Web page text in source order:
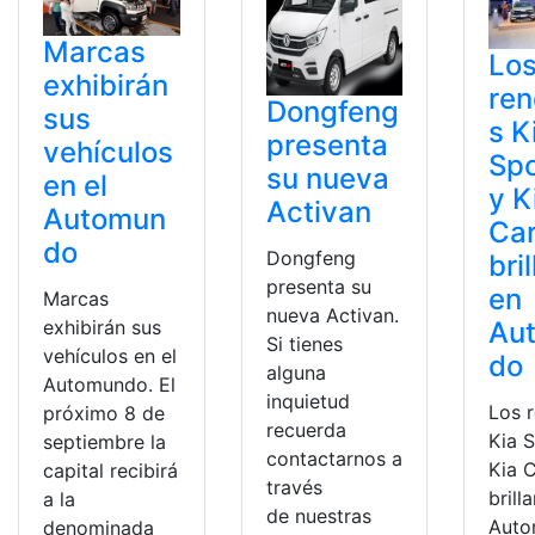
Marcas
exhibirán
sus
vehículos
en el
Automun
do
Marcas
exhibirán sus
vehículos en el
Automundo. El
próximo 8 de
septiembre la
capital recibirá
a la
denominada
Dongfeng
presenta
su nueva
Activan
Dongfeng
presenta su
nueva Activan.
Si tienes
alguna
inquietud
recuerda
contactarnos a
través
de nuestras
Los
s
y
en
do
Los
Kia
Kia